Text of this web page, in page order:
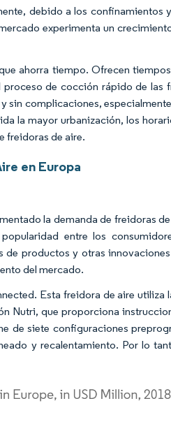
debido a los confinamientos
experimenta un
ahorra tiempo. Ofrecen
de cocción rápido de las
complicaciones,
la mayor urbanización, los
freidoras de aire.
en Europa
la demanda de freidoras
entre los
de productos y otras
del mercado.
Esta freidora de aire utiliza
Nutri, que proporciona
de siete configuraciones
y recalentamiento. Por lo